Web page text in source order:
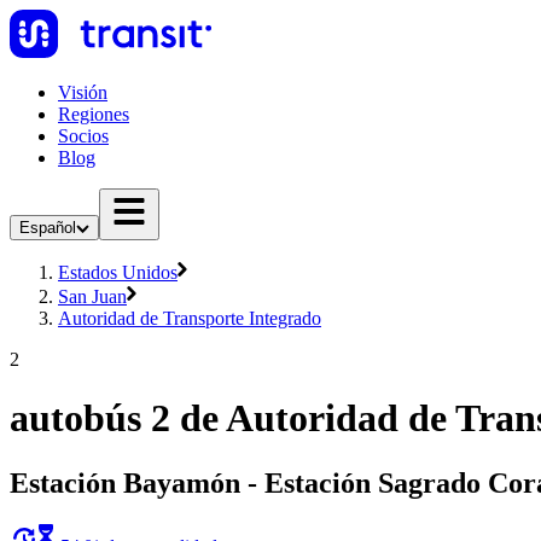
Visión
Regiones
Socios
Blog
Español
Estados Unidos
San Juan
Autoridad de Transporte Integrado
2
autobús 2 de Autoridad de
Estación Bayamón - Estación Sagrado